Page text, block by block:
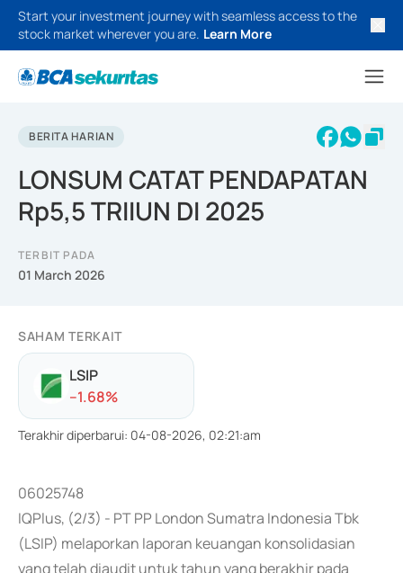
Start your investment journey with seamless access to the
stock market wherever you are. Learn More
BERITA HARIAN
LONSUM CATAT PENDAPATAN
Rp5,5 TRIIUN DI 2025
TERBIT PADA
01 March 2026
SAHAM TERKAIT
LSIP
--1.68%
Terakhir diperbarui: 04-08-2026, 02:21:am
06025748
IQPlus, (2/3) - PT PP London Sumatra Indonesia Tbk
(LSIP) melaporkan laporan keuangan konsolidasian
yang telah diaudit untuk tahun yang berakhir pada